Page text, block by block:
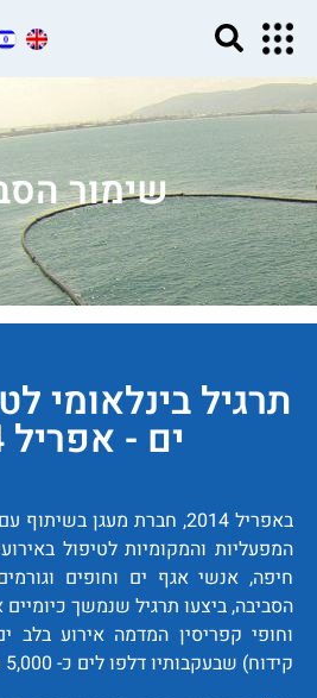
שימור
תרגיל בינלאומי
ים - אפריל 2014
באפריל 2014, חברת מעגן
המפעליות והמקומיות לטיפול
חיפה, אנשי אגף ים וחופים
הסביבה, ביצעו תרגיל שנמשך
וחופי קפריסין המדמה אירוע בלב
קידוח) שבעקבותיו דלפו לים כ- 5,000 טון נפט גולמי.